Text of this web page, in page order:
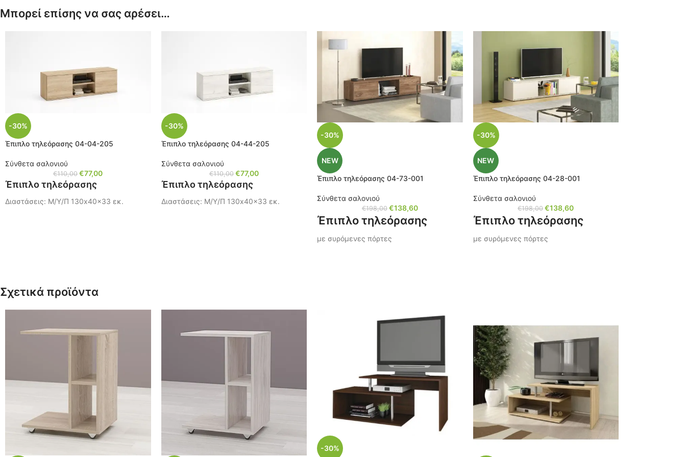
Μπορεί επίσης να σας αρέσει…
-30%
Έπιπλο τηλεόρασης 04-04-205
Σύνθετα σαλονιού
€110,00 €77,00
Έπιπλο τηλεόρασης
Διαστάσεις: Μ/Υ/Π 130x40x33 εκ.
-30%
Έπιπλο τηλεόρασης 04-44-205
Σύνθετα σαλονιού
€110,00 €77,00
Έπιπλο τηλεόρασης
Διαστάσεις: Μ/Υ/Π 130x40x33 εκ.
-30%
NEW
Έπιπλο τηλεόρασης 04-73-001
Σύνθετα σαλονιού
€198,00 €138,60
Έπιπλο τηλεόρασης
με συρόμενες πόρτες
04-28-001)
-30%
NEW
Έπιπλο τηλεόρασης 04-28-001
Σύνθετα σαλονιού
€198,00 €138,60
Έπιπλο τηλεόρασης
με συρόμενες πόρτες
Σχετικά προϊόντα
-30%